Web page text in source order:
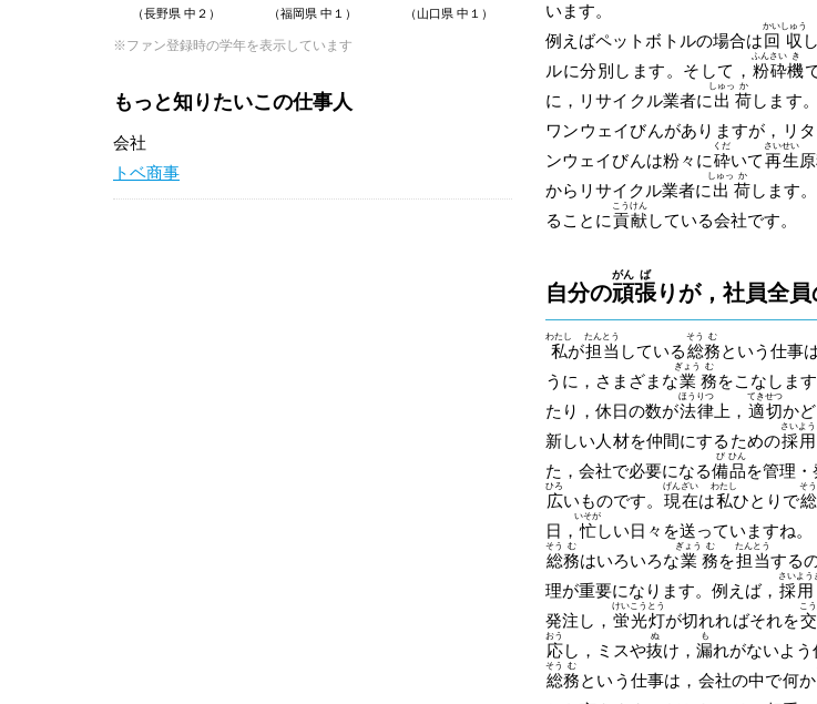
います。
例えばペットボトルの場合は回
かい
収
しゅう
ルに分別します。そして， 粉
ふん
砕
さい
機
き
に，リサイクル業者に 出
しゅっ
荷
か
します
ワンウェイびんがありますが，リ
ンウェイびんは粉々に砕
くだ
いて再
さい
生
せい
からリサイクル業者に 出
しゅっ
荷
か
します
ることに貢
こう
献
けん
している会社です。
自分の頑
がん
張
ば
りが，社員全
私
わたし
が担
たん
当
とう
している総
そう
務
む
という仕事
うに，さまざまな業
ぎょう
務
む
をこなしま
たり，休日の数が法
ほう
律
りつ
上， 適
てき
切
せつ
か
新しい人材を仲間にするための採
さい
用
よう
た，会社で必要になる備
び
品
ひん
を管理・
広
ひろ
いものです。 現
げん
在
ざい
は私
わたし
ひとりで総
そう
日， 忙
いそが
しい日々を送っていますね。
総
そう
務
む
はいろいろな業
ぎょう
務
む
を担
たん
当
とう
する
理が重要になります。例えば， 採
さい
用
よう
発注し， 蛍
けい
光
こう
灯
とう
が切れればそれを交
こう
応
おう
し，ミスや抜
ぬ
け， 漏
も
れがないよう
総
そう
務
む
という仕事は，会社の中で何か
（長野県 中２）
（福岡県 中１）
（山口県 中１）
※ファン登録時の学年を表示しています
もっと知りたいこの仕事人
会社
トベ商事